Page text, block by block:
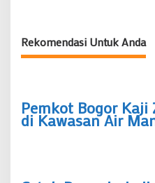
Rekomendasi Untuk Anda
Pemkot Bogor Kaji
di Kawasan Air
Hanya pada Jam